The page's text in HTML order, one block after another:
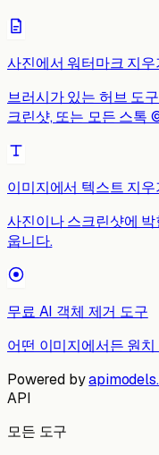
사진에서 워터마크 지우
브러시가 있는 허브 도
크린샷, 또는 모든 스톡
이미지에서 텍스트 지우
사진이나 스크린샷에
웁니다.
무료 AI 객체 제거 도구
어떤 이미지에서든 원
Powered by
API
모든 도구